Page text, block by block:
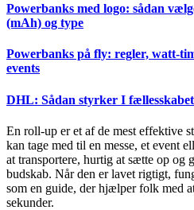
Powerbanks med logo: sådan
(mAh) og type
Powerbanks på fly: regler, watt-
events
DHL: Sådan styrker I
En roll-up er et af de mest effektive
kan tage med til en messe, et event
at transportere, hurtig at sætte op og
budskab. Når den er lavet rigtigt,
som en guide, der hjælper folk med
sekunder.